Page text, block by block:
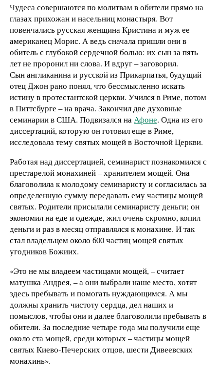
Чудеса совершаются по молитвам в обители прямо на
глазах прихожан и насельниц монастыря. Вот
повенчались русская женщина Кристина и муж ее –
американец Морис. А ведь сначала пришли они в
обитель с глубокой сердечной болью: их сын за пять
лет не проронил ни слова. И вдруг – заговорил.
Сын англиканина и русской из Прикарпатья, будущий
отец Джон рано понял, что бессмысленно искать
истину в протестантской церкви. Учился в Риме, потом
в Питтсбурге – на врача. Закончил две духовные
семинарии в США. Подвизался наАфоне. Одна из его
диссертаций, которую он готовил еще в Риме,
исследовала тему святых мощей в Восточной Церкви.
Работая над диссертацией, семинарист познакомился с
престарелой монахиней – хранителем мощей. Она
благоволила к молодому семинаристу и согласилась за
определенную сумму передавать ему частицы мощей
святых. Родители присылали семинаристу деньги; он
экономил на еде и одежде, жил очень скромно, копил
деньги и раз в месяц отправлялся к монахине. И так
стал владельцем около 600 частиц мощей святых
угодников Божиих.
«Это не мы владеем частицами мощей, – считает
матушка Андрея, – а они выбрали наше место, хотят
здесь пребывать и помогать нуждающимся. А мы
должны хранить чистоту сердца, дел наших и
помыслов, чтобы они и далее благоволили пребывать в
обители. За последние четыре года мы получили еще
около ста мощей, среди которых – частицы мощей
святых Киево-Печерских отцов, шести Дивеевских
монахинь».